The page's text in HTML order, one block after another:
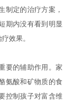
制定的治疗方案，
期内没有看到明显
效果。
的辅助作用。家
氨酸和矿物质的食
控制孩子对富含维